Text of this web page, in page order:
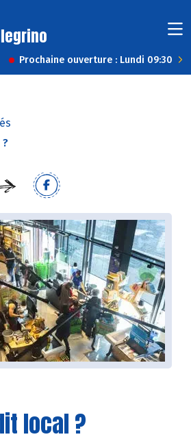
Prochaine ouverture : Lundi 09:30
local ?